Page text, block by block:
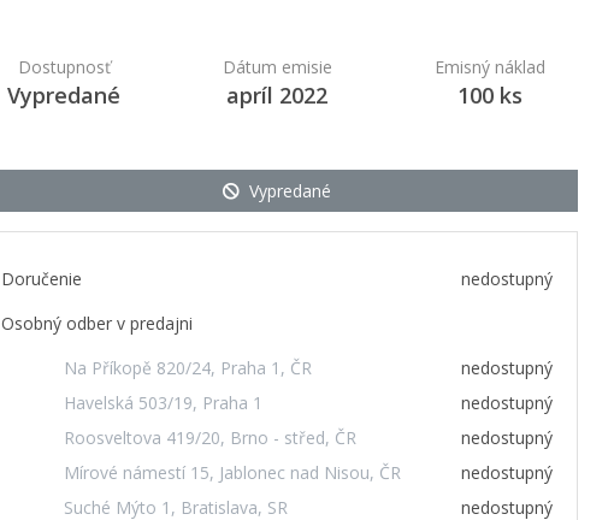
Dostupnosť
Vypredané
Dátum emisie
apríl 2022
Emisný náklad
100 ks
Vypredané
Doručenie
nedostupný
Osobný odber v predajni
Na Příkopě 820/24, Praha 1, ČR
nedostupný
Havelská 503/19, Praha 1
nedostupný
Roosveltova 419/20, Brno - střed, ČR
nedostupný
Mírové námestí 15, Jablonec nad Nisou, ČR
nedostupný
Suché Mýto 1, Bratislava, SR
nedostupný